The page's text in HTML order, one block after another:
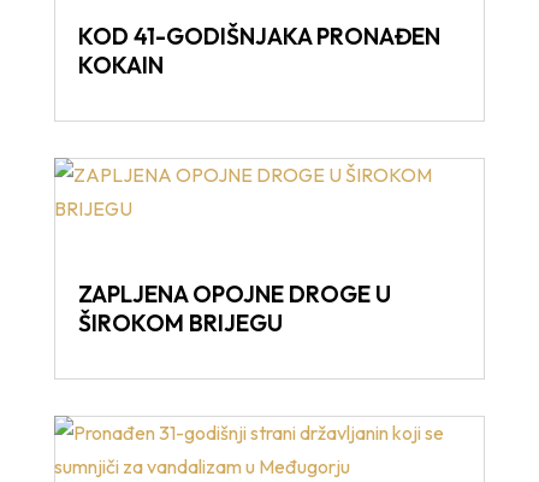
KOD 41-GODIŠNJAKA PRONAĐEN
KOKAIN
ZAPLJENA OPOJNE DROGE U
ŠIROKOM BRIJEGU